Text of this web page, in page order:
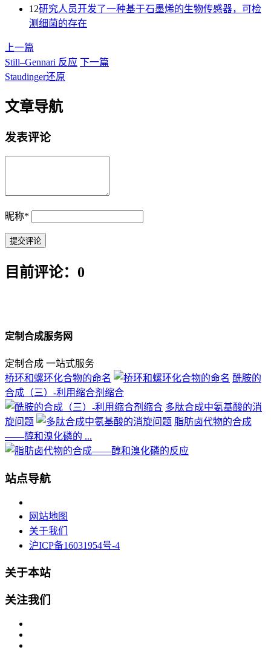
12研究人员开发了一种基于石墨烯的生物传感器，可检
测细菌的存在
上一篇
Still–Gennari 反应 下一篇
Staudinger还原
文章导航
发表评论
昵称*
目前评论：0
定制合成服务网
定制合成 一站式服务
桥环和螺环化合物的命名
酰胺的
合成（三）-利用缩合剂缩合
多肽合成中氨基酸的消
旋问题
脂肪卤代物的合成
——醇和溴化磷的 ...
站点导航
网站地图
关于我们
沪ICP备16031954号-4
关于本站
关注我们